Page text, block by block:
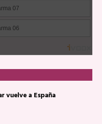
vuelve a España